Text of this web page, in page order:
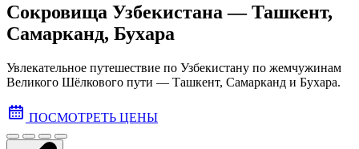
Сокровища Узбекистана — Ташкент,
Самарканд, Бухара
Увлекательное путешествие по Узбекистану по жемчужинам
Великого Шёлкового пути — Ташкент, Самарканд и Бухара.
ПОСМОТРЕТЬ ЦЕНЫ